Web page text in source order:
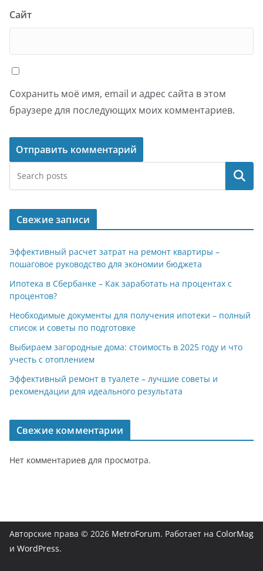
Сайт
Сохранить моё имя, email и адрес сайта в этом
браузере для последующих моих комментариев.
Поиск
Свежие записи
Эффективный расчет затрат на ремонт квартиры –
пошаговое руководство для экономии бюджета
Ипотека в Сбербанке – Как заработать на процентах с
процентов?
Необходимые документы для получения ипотеки – полный
список и советы по подготовке
Выбираем загородные дома: стоимость в 2025 году и что
учесть с отоплением
Эффективный ремонт в туалете – лучшие советы и
рекомендации для идеального результата
Свежие комментарии
Нет комментариев для просмотра.
Авторские права © 2026 MetroForum. Работает на ColorMag
и WordPress.